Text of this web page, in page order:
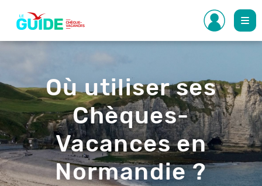
contenu
principal
Visuel
Où utiliser ses
Chèques-
Vacances en
Normandie ?